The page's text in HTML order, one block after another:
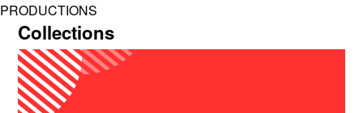
PRODUCTIONS
Collections